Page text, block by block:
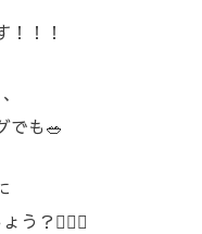
！！！
でも🥗⁡
う？🙆🏻‍♀️⁡⁡